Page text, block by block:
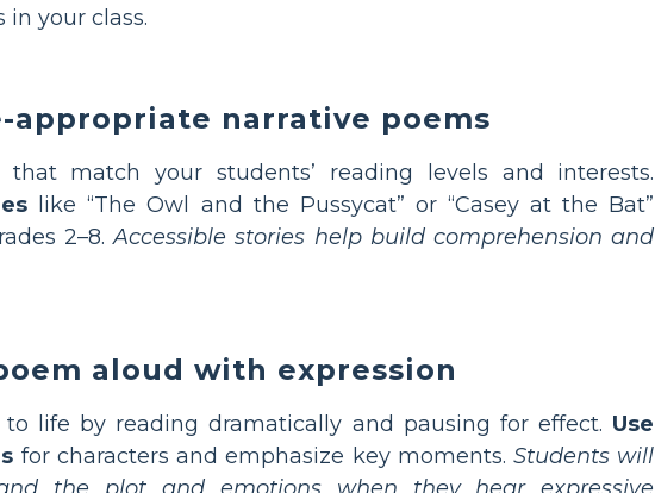
in your class.
appropriate narrative poems
that match your students’ reading levels and interests.
like “The Owl and the Pussycat” or “Casey at the Bat”
2–8.Accessible stories help build comprehension and
aloud with expression
life by reading dramatically and pausing for effect. Use
for characters and emphasize key moments.Students will